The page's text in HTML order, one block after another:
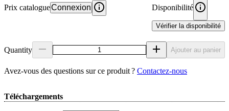
Prix catalogueConnexion Disponibilité
Vérifier la disponibilité
Quantity Ajouter au panier
Avez‑vous des questions sur ce produit ? Contactez‑nous
Téléchargements